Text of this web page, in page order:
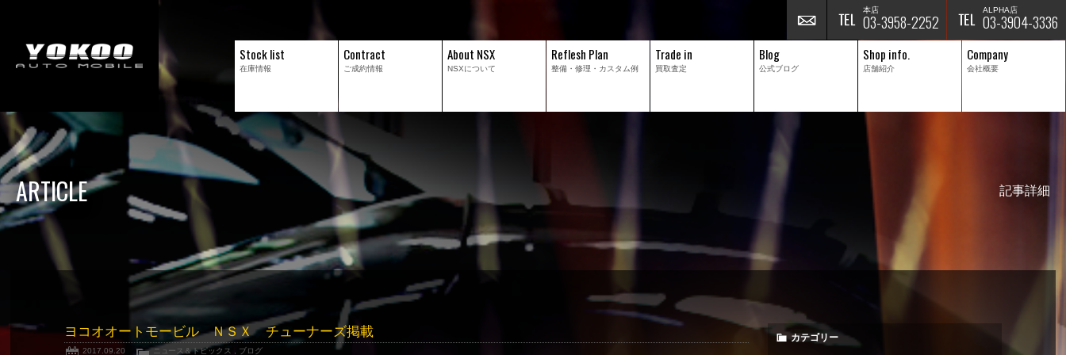
ALPHA店
03-3904-3336
本店
03-3958-2252
Stock list
在庫情報
Contract
ご成約情報
About NSX
NSXについて
Reflesh Plan
整備・修理・ カスタム例
Trade in
買取査定
Blog
公式ブログ
Shop info.
店舗紹介
Company
会社概要
ARTICLE 記事詳細
ヨコオオートモービル ＮＳＸ チューナーズ掲載
2017.09.20 ニュース＆トピックス ブログ
カテゴリー